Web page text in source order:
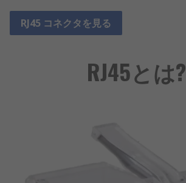
RJ45 コネクタを見る
RJ45とは?